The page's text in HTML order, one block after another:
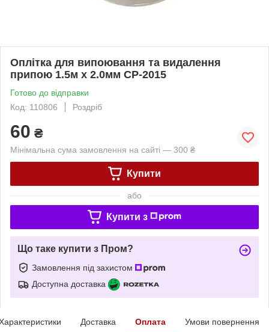
Оплітка для випоювання та видалення
припою 1.5м х 2.0мм CP-2015
Готово до відправки
Код: 110806
Роздріб
60 ₴
Мінімальна сума замовлення на сайті — 300 ₴
Купити
або
Купити з
Що таке купити з Пром?
Замовлення під захистом
Доступна доставка
Доставка Оплата Умови повернення